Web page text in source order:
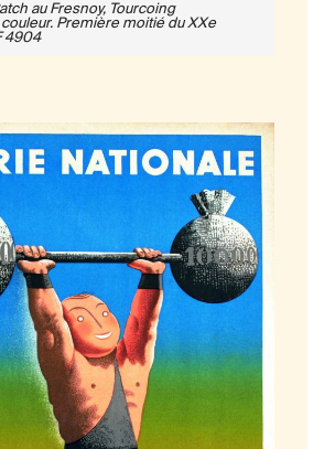
au Fresnoy, Tourcoing
Première moitié du XXe
4904